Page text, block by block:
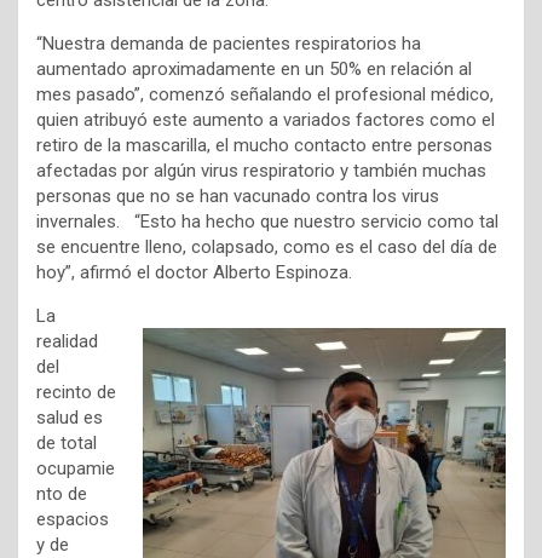
“Nuestra demanda de pacientes respiratorios ha
aumentado aproximadamente en un 50% en relación al
mes pasado”, comenzó señalando el profesional médico,
quien atribuyó este aumento a variados factores como el
retiro de la mascarilla, el mucho contacto entre personas
afectadas por algún virus respiratorio y también muchas
personas que no se han vacunado contra los virus
invernales. “Esto ha hecho que nuestro servicio como tal
se encuentre lleno, colapsado, como es el caso del día de
hoy”, afirmó el doctor Alberto Espinoza.
La
realidad
del
recinto de
salud es
de total
ocupamie
nto de
espacios
y de